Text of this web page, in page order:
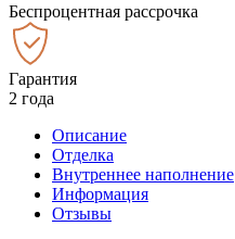
Беспроцентная рассрочка
Гарантия
2 года
Описание
Отделка
Внутреннее наполнение
Информация
Отзывы